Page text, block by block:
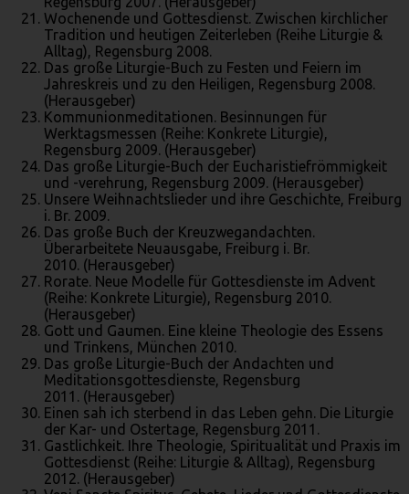
Wochenende und Gottesdienst. Zwischen kirchlicher
Tradition und heutigen Zeiterleben (Reihe Liturgie &
Alltag), Regensburg 2008.
Das große Liturgie-Buch zu Festen und Feiern im
Jahreskreis und zu den Heiligen, Regensburg 2008.
(Herausgeber)
Kommunionmeditationen. Besinnungen für
Werktagsmessen (Reihe: Konkrete Liturgie),
Regensburg 2009. (Herausgeber)
Das große Liturgie-Buch der Eucharistiefrömmigkeit
und -verehrung, Regensburg 2009. (Herausgeber)
Unsere Weihnachtslieder und ihre Geschichte, Freiburg
i. Br. 2009.
Das große Buch der Kreuzwegandachten.
Überarbeitete Neuausgabe, Freiburg i. Br.
2010. (Herausgeber)
Rorate. Neue Modelle für Gottesdienste im Advent
(Reihe: Konkrete Liturgie), Regensburg 2010.
(Herausgeber)
Gott und Gaumen. Eine kleine Theologie des Essens
und Trinkens, München 2010.
Das große Liturgie-Buch der Andachten und
Meditationsgottesdienste, Regensburg
2011. (Herausgeber)
Einen sah ich sterbend in das Leben gehn. Die Liturgie
der Kar- und Ostertage, Regensburg 2011.
Gastlichkeit. Ihre Theologie, Spiritualität und Praxis im
Gottesdienst (Reihe: Liturgie & Alltag), Regensburg
2012. (Herausgeber)